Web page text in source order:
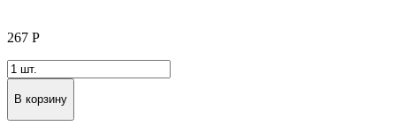
267 Р
В корзину